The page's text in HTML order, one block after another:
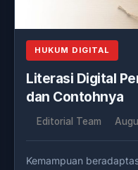
HUKUM DIGITAL
Literasi Digital
dan Contohnya
Editorial Team
Kemampuan